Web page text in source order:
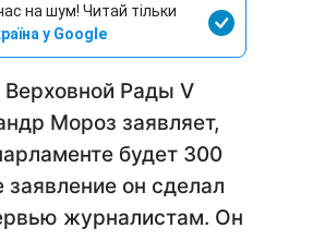
на шум! Читай тільки
у Google
Рады V
Мороз заявляет,
будет 300
заявление он сделал
журналистам. Он